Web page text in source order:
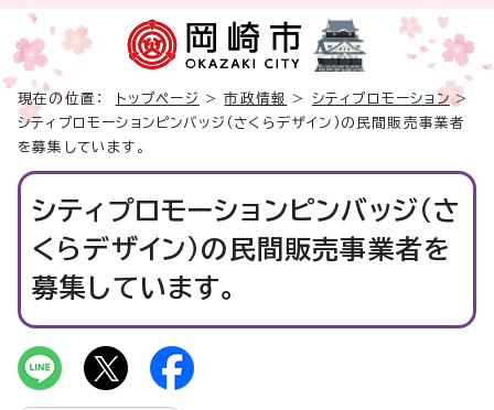
現在の位置： トップページ >市政情報 > シティプロモーション>
シティプロモーションピンバッジ（さくらデザイン）の民間販売事業者
を募集しています。
シティプロモーションピンバッジ（さ
くらデザイン）の民間販売事業者を
募集しています。